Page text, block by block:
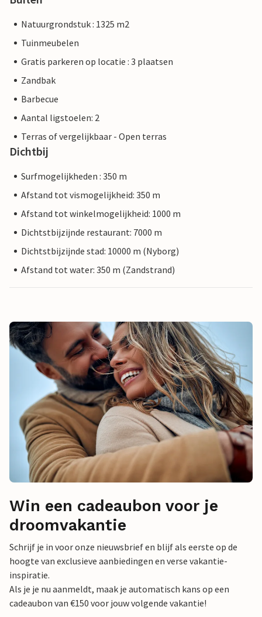
Natuurgrondstuk : 1325 m2
Tuinmeubelen
Gratis parkeren op locatie : 3 plaatsen
Zandbak
Barbecue
Aantal ligstoelen: 2
Terras of vergelijkbaar - Open terras
Dichtbij
Surfmogelijkheden : 350 m
Afstand tot vismogelijkheid: 350 m
Afstand tot winkelmogelijkheid: 1000 m
Dichtstbijzijnde restaurant: 7000 m
Dichtstbijzijnde stad: 10000 m (Nyborg)
Afstand tot water: 350 m (Zandstrand)
Win een cadeaubon voor je
droomvakantie
Schrijf je in voor onze nieuwsbrief en blijf als eerste op de
hoogte van exclusieve aanbiedingen en verse vakantie-
inspiratie.
Als je je nu aanmeldt, maak je automatisch kans op een
cadeaubon van €150 voor jouw volgende vakantie!